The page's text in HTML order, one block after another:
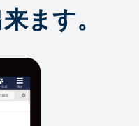
ます。